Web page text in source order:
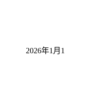
2026年1月1